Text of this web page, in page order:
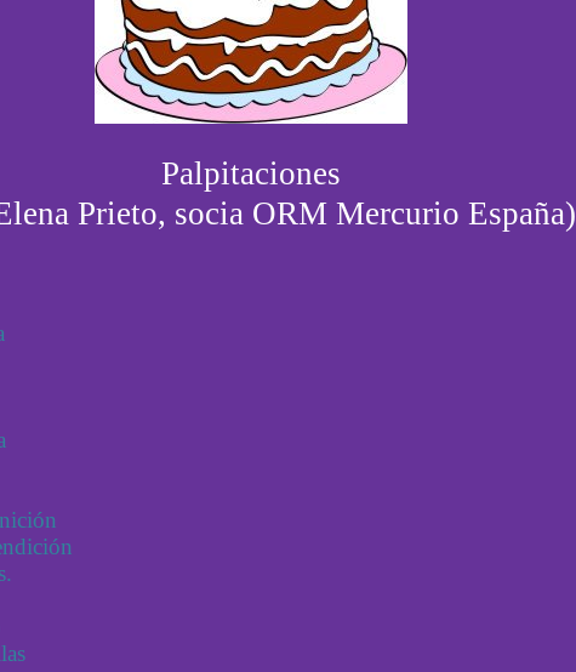
Palpitaciones
Prieto, socia ORM Mercurio España)